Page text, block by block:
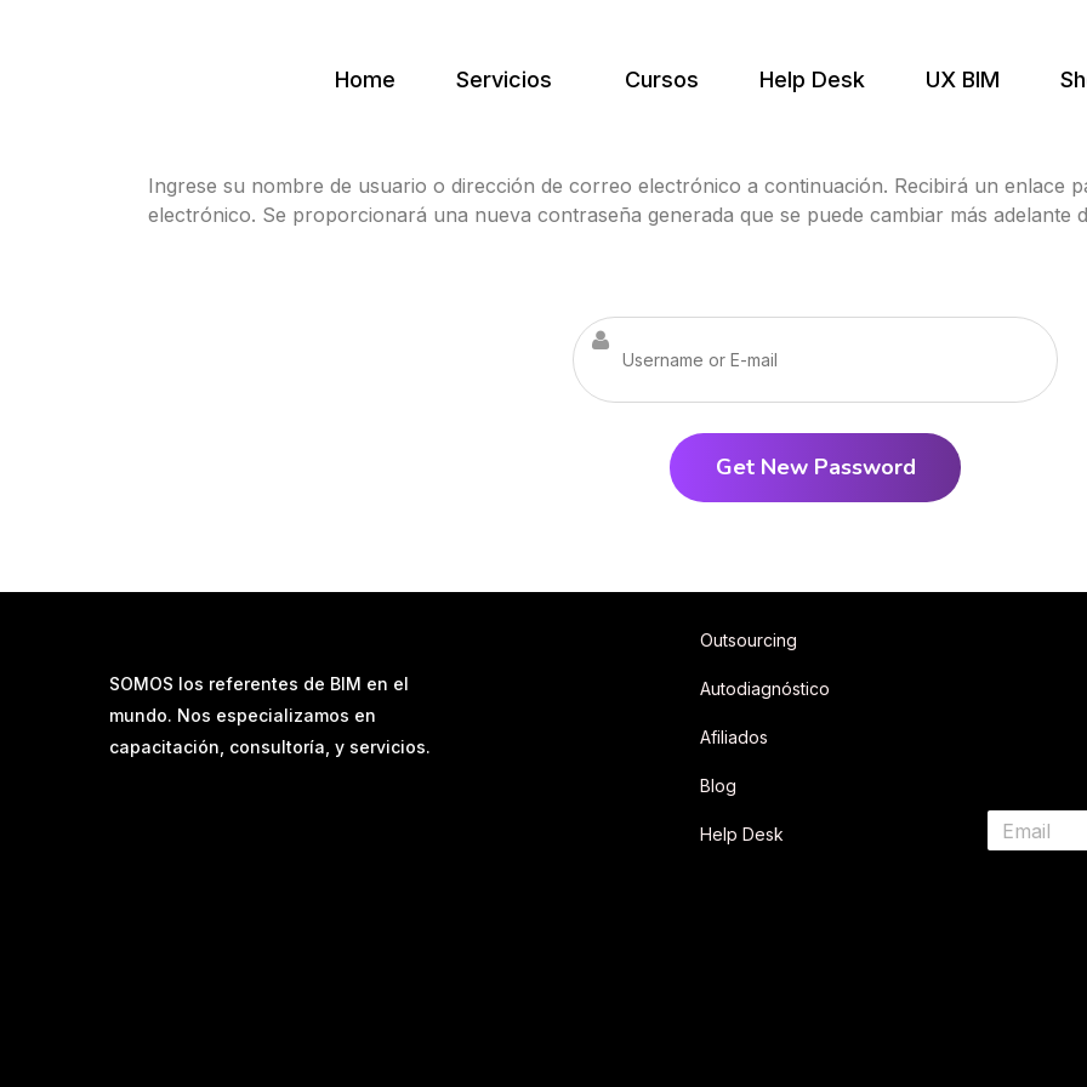
Home Servicios Cursos Help Desk UX BIM
Ingrese su nombre de usuario o dirección de correo electrónico a continuación. Recibirá un enlace
electrónico. Se proporcionará una nueva contraseña generada que se puede cambiar más adelante
SOMOS los referentes de BIM en el
mundo. Nos especializamos en
capacitación, consultoría, y servicios.
Outsourcing
Autodiagnóstico
Afiliados
Blog
Help Desk